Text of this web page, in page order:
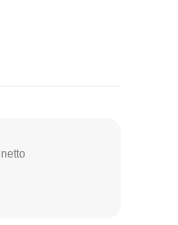
netto